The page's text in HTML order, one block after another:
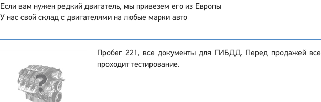
Если вам нужен редкий двигатель, мы привезем его из Европы
У нас свой склад с двигателями на любые марки авто
Пробег 221, все документы для ГИБДД. Перед продажей все
проходит тестирование.